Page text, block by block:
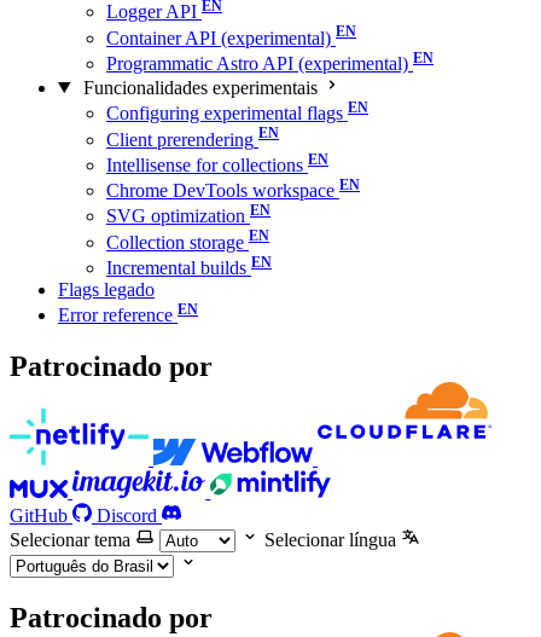
Logger API
Container API (experimental)
Programmatic Astro API (experimental)
Funcionalidades experimentais
Configuring experimental flags
Client prerendering
Intellisense for collections
Chrome DevTools workspace
SVG optimization
Collection storage
Incremental builds
Flags legado
Error reference
Patrocinado por
GitHub
Discord
Selecionar tema
Selecionar língua
Patrocinado por